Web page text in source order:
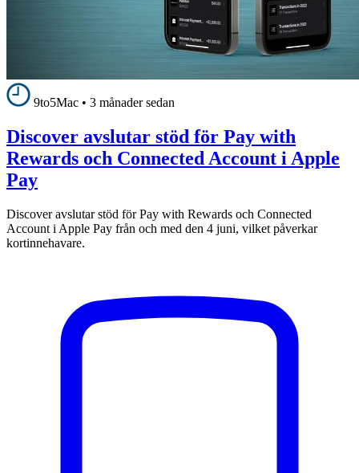
9to5Mac • 3 månader sedan
Discover avslutar stöd för Pay with
Rewards och Connected Account i Apple
Pay
Discover avslutar stöd för Pay with Rewards och Connected
Account i Apple Pay från och med den 4 juni, vilket påverkar
kortinnehavare.